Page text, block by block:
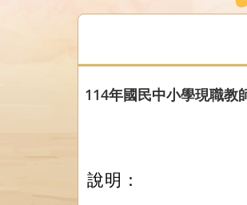
114年國民中小學現職教
說明：